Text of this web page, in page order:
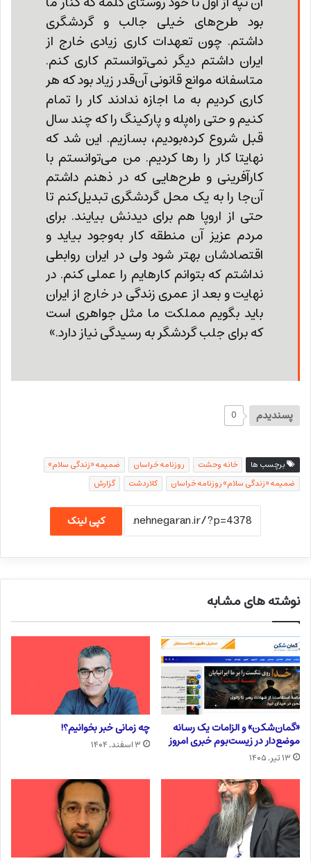
بود طرح‌های خیلی جالب و گردشگری
داشتم. چون تعهدات کاری زیادی خارج از
ایران داشتم دیگر نمی‌توانستم کاری کنم.
متاسفانه موانع قانونی آن‌قدر زیاد بود که هر
کاری کردیم به ما اجازه ندادند کار را تمام‌
کنیم و حتی راه‌پله و پارکینگ را که چند سال
قبل شروع کرده‌بودیم، بسازیم. این شد که
نهایتا کار را رها کردیم. من می‌توانستم با
کارآفرینی و طرح‌هایی که در ذهنم داشتم
آن‌جا را به یک محل گردشگری تبدیل‌کنم تا
حتی از اروپا هم برای دیدنش بیایند. برای
مردم عزیز آن منطقه کار به‌وجود بیاید و
اقتصادشان بهتر شود ولی در ایران روابطی
نداشتم که بتوانم کارهایم را عملی‌ کنم. در
نهایت و بعد از عمری زندگی در خارج از ایران
باید بگویم مملکت ما مثل جواهری ا‌ست
که برای جلب گردشگر به رسیدگی نیاز دارد.»
پسندیدم 0
برچسب ها خانه وحشت روزنامه خراسان
ضمیمه «زندگی سلام»
ضمیمه «زندگی سلام» روزنامه خراسان
کلاردشت گزارش
کپی لینک
نوشته های مشابه
«گمان‌شکن» و الزامات یک رسانه
موضع‌دار در زیست‌بوم خبری امروز
۱۳ تیر, ۱۴۰۵
چه زمانی خبر بخوانیم؟!
۳ اسفند, ۱۴۰۴